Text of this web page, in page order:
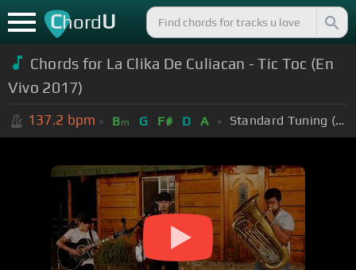
ChordU
Chords for La Clika De Culiacan - Tic Toc (En
Vivo 2017)
137.2 bpm Bm G F# D A Standard Tuning (EADGBE)